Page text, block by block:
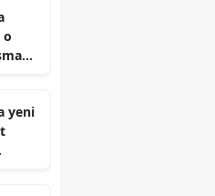
o
yeni